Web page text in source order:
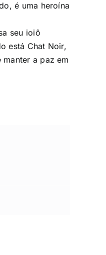
é uma heroína
seu ioiô
está Chat Noir,
a paz em